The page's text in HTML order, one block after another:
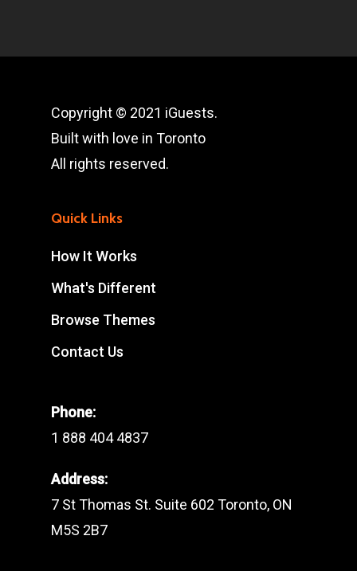
Copyright © 2021 iGuests.
Built with love in Toronto
All rights reserved.
Quick Links
How It Works
What's Different
Browse Themes
Contact Us
Phone:
1 888 404 4837
Address:
7 St Thomas St. Suite 602 Toronto, ON
M5S 2B7